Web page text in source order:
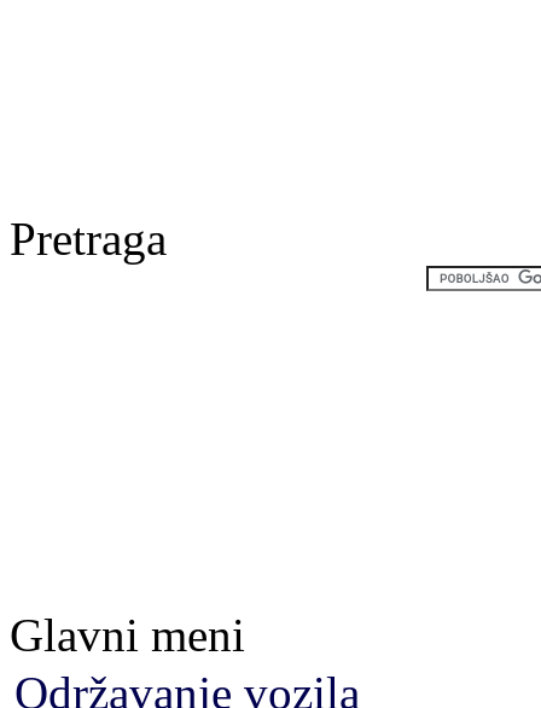
Pretraga
Glavni meni
Održavanje vozila